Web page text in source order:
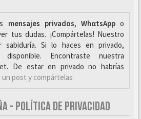
mensajes privados, WhαtsAppo
tus dudas. ¡Compártelas! Nuestro
sabiduría. Si lo haces en privado,
Encontraste nuestra
De estar en privado no habrías
un post y compártelas
- POLÍTICA DE PRIVACIDAD